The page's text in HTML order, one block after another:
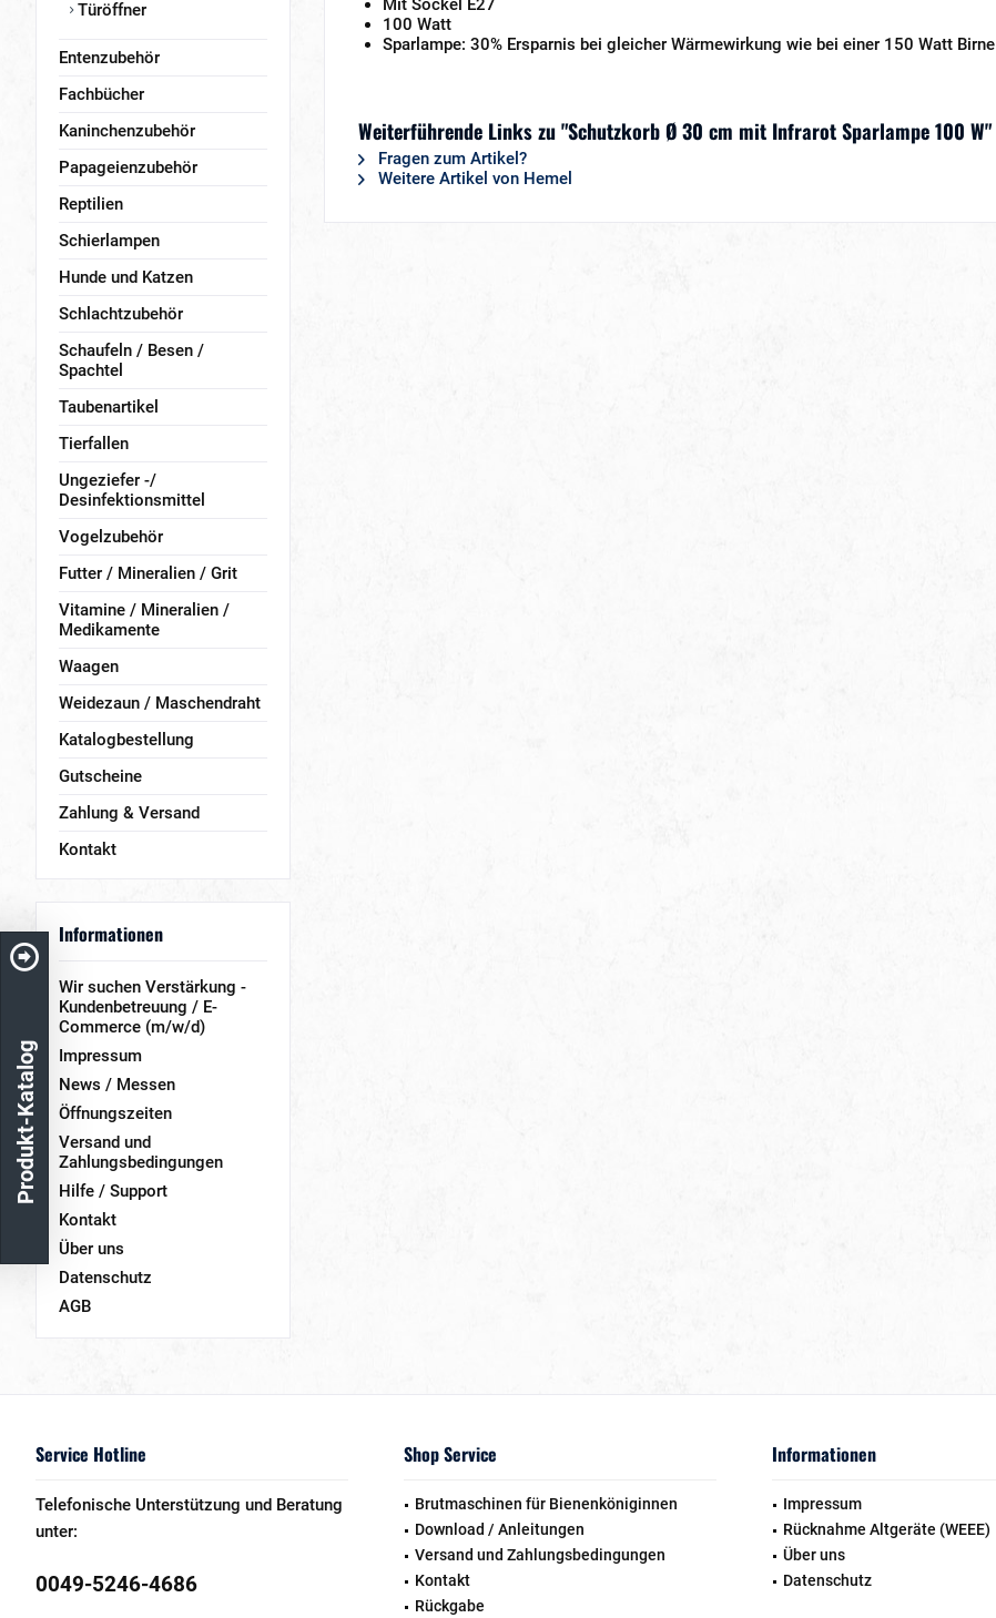
Türöffner
Entenzubehör
Fachbücher
Kaninchenzubehör
Papageienzubehör
Reptilien
Schierlampen
Hunde und Katzen
Schlachtzubehör
Schaufeln / Besen /
Spachtel
Taubenartikel
Tierfallen
Ungeziefer -/
Desinfektionsmittel
Vogelzubehör
Futter / Mineralien / Grit
Vitamine / Mineralien /
Medikamente
Waagen
Weidezaun / Maschendraht
Katalogbestellung
Gutscheine
Zahlung & Versand
Kontakt
Informationen
Wir suchen Verstärkung -
Kundenbetreuung / E-
Commerce (m/w/d)
Impressum
News / Messen
Öffnungszeiten
Versand und
Zahlungsbedingungen
Hilfe / Support
Kontakt
Über uns
Datenschutz
AGB
Mit Sockel E27
100 Watt
Sparlampe: 30% Ersparnis bei gleicher Wärmewirkung wie bei einer 150 Watt Birne
Weiterführende Links zu "Schutzkorb Ø 30 cm mit Infrarot Sparlampe 100 W"
Fragen zum Artikel?
Weitere Artikel von Hemel
Service Hotline
Telefonische Unterstützung und Beratung
unter:
0049-5246-4686
Shop Service
Brutmaschinen für Bienenköniginnen
Download / Anleitungen
Versand und Zahlungsbedingungen
Kontakt
Rückgabe
Informationen
Impressum
Rücknahme Altgeräte (WEEE)
Über uns
Datenschutz
Produkt-Katalog